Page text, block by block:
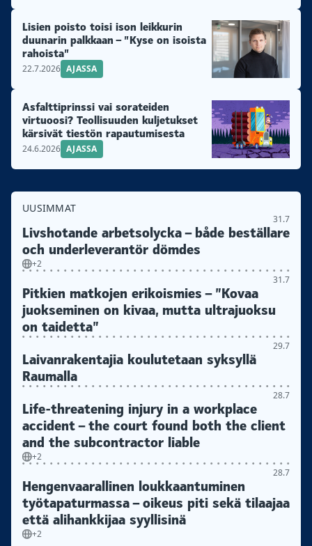
Lisien poisto toisi ison leikkurin
duunarin palkkaan – ”Kyse on isoista
rahoista”
22.7.2026 AJASSA
Asfalttiprinssi vai sorateiden
virtuoosi? Teollisuuden kuljetukset
kärsivät tiestön rapautumisesta
24.6.2026 AJASSA
UUSIMMAT
31.7
Livshotande arbetsolycka – både beställare
och underleverantör dömdes
+2
31.7
Pitkien matkojen erikoismies – ”Kovaa
juokseminen on kivaa, mutta ultrajuoksu
on taidetta”
29.7
Laivanrakentajia koulutetaan syksyllä
Raumalla
28.7
Life-threatening injury in a workplace
accident – the court found both the client
and the subcontractor liable
+2
28.7
Hengenvaarallinen loukkaantuminen
työtapaturmassa – oikeus piti sekä tilaajaa
että alihankkijaa syyllisinä
+2